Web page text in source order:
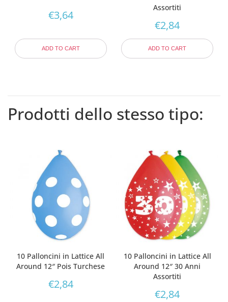
€3,64
ADD TO CART
Assortiti
€2,84
ADD TO CART
Prodotti dello stesso tipo:
10 Palloncini in Lattice All
Around 12″ Pois Turchese
€2,84
10 Palloncini in Lattice All
Around 12″ 30 Anni
Assortiti
€2,84